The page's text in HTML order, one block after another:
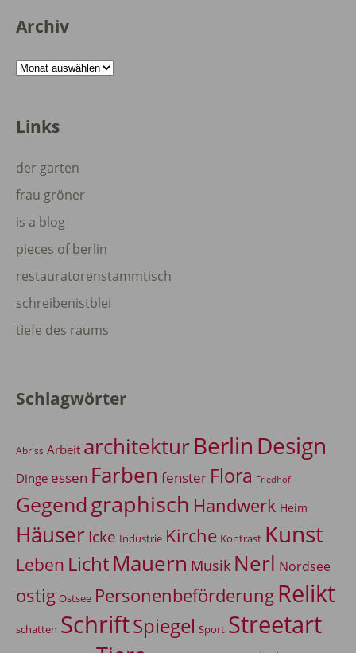
Archiv
Archiv
Links
der garten
frau gröner
is a blog
pieces of berlin
restauratorenstammtisch
schreibenistblei
tiefe des raums
Schlagwörter
Abriss Arbeit architekturBerlin Design
Dinge essen Farben fenster Flora Friedhof
Gegendgraphisch Handwerk Heim
Häuser Icke Industrie Kirche Kontrast Kunst
Leben LichtMauern Musik Nerl Nordsee
ostig Ostsee Personenbeförderung Relikt
schatten SchriftSpiegel Sport Streetart